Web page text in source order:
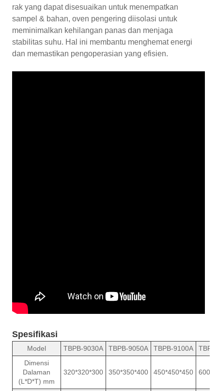
rak yang dapat disesuaikan untuk menempatkan
sampel & bahan, oven pengering diisolasi untuk
meminimalkan kehilangan panas dan menjaga
stabilitas suhu. Hal ini membantu menghemat energi
dan memastikan pengoperasian yang efisien.
Spesifikasi
Model TBPB-9030A TBPB-9050A TBPB-9100A
Dimensi
Dalaman
(L*D*T) mm
320*320*300 350*350*400 450*450*450